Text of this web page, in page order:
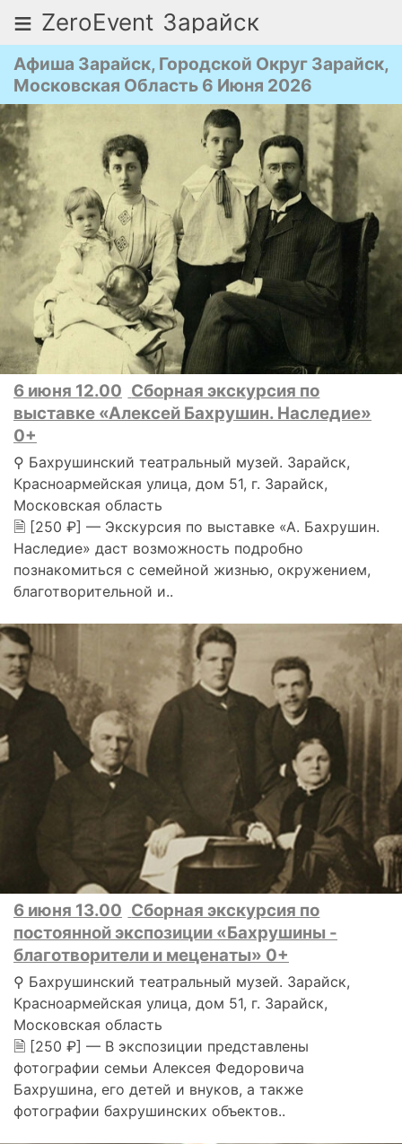
≡ ZeroEvent Зарайск
Афиша Зарайск, Городской Округ Зарайск,
Московская Область 6 Июня 2026
6 июня 12.00 Сборная экскурсия по
выставке «Алексей Бахрушин. Наследие»
0+
⚲ Бахрушинский театральный музей. Зарайск,
Красноармейская улица, дом 51, г. Зарайск,
Московская область
🗎 [250 ₽] — Экскурсия по выставке «А. Бахрушин.
Наследие» даст возможность подробно
познакомиться с семейной жизнью, окружением,
благотворительной и..
6 июня 13.00 Сборная экскурсия по
постоянной экспозиции «Бахрушины -
благотворители и меценаты» 0+
⚲ Бахрушинский театральный музей. Зарайск,
Красноармейская улица, дом 51, г. Зарайск,
Московская область
🗎 [250 ₽] — В экспозиции представлены
фотографии семьи Алексея Федоровича
Бахрушина, его детей и внуков, а также
фотографии бахрушинских объектов..